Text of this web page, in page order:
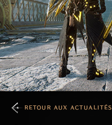
RETOUR AUX ACTUALITÉS